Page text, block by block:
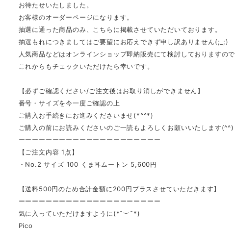
お待たせいたしました。
お客様のオーダーページになります。
抽選に通った商品のみ、こちらに掲載させていただいております。
抽選もれにつきましてはご要望にお応えできず申し訳ありません(;_;)
人気商品などはオンラインショップ即納販売にて検討しておりますので
これからもチェックいただけたら幸いです。
【必ずご確認ください/ご注文後はお取り消しができません】
番号・サイズを今一度ご確認の上
ご購入お手続きにお進みくださいませ(*^^*)
ご購入の前にお読みくださいのご一読もよろしくお願いいたします(^^)
ーーーーーーーーーーーーーーーーーーーーー
【ご注文内容 1点】
・No.2 サイズ 100 くま耳ムートン 5,600円
【送料500円のため合計金額に200円プラスさせていただきます】
ーーーーーーーーーーーーーーーーーーーーー
気に入っていただけますように(*˘︶˘*)
Pico